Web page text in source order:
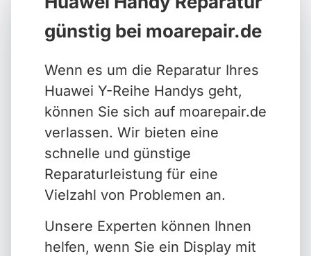
günstig bei moarepair.de
Wenn es um die Reparatur Ihres
Huawei Y-Reihe Handys geht,
können Sie sich auf moarepair.de
verlassen. Wir bieten eine
schnelle und günstige
Reparaturleistung für eine
Vielzahl von Problemen an.
Unsere Experten können Ihnen
helfen, wenn Sie ein Display mit